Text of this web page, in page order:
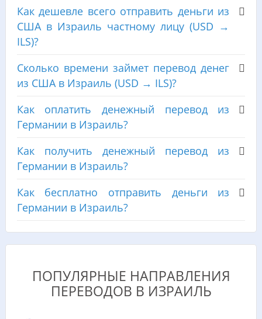
Как дешевле всего отправить деньги из
США в Израиль частному лицу (USD →
ILS)?
Сколько времени займет перевод денег
из США в Израиль (USD → ILS)?
Как оплатить денежный перевод из
Германии в Израиль?
Как получить денежный перевод из
Германии в Израиль?
Как бесплатно отправить деньги из
Германии в Израиль?
ПОПУЛЯРНЫЕ НАПРАВЛЕНИЯ
ПЕРЕВОДОВ В ИЗРАИЛЬ